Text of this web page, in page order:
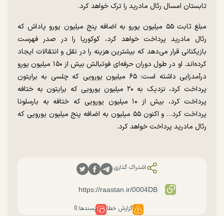
تابستان امسال رئال مادرید را ترک خواهد کرد.
مبلغ ثابت ۵۵ میلیون یورو به اضافه پنج میلیون یورو پاداش که
رئال مادرید پرداخت خواهد کرد، کوکوریا را در صدر فهرست
بازیکنانی قرار می‌دهد که بیشترین هزینه را در نقل و انتقالات ایجاد
کرده‌اند. او در طول دوران حرفه‌ای فوتبالش بیش از ۱۵۰ میلیون یورو
درآمدزایی داشته است: ۶۵ میلیون یورویی که چلسی به برایتون
پرداخت کرد، نزدیک به ۲۰ میلیون یورویی که برایتون به ختافه
پرداخت کرد، بیش از ۱۰ میلیون یورویی که ختافه به بارسلونا
پرداخت کرد… و اکنون ۵۵ میلیون به اضافه پنج میلیون یورویی که
رئال مادرید پرداخت خواهد کرد.
اشتراک گذاری:
گزارش خطا پسندها:0